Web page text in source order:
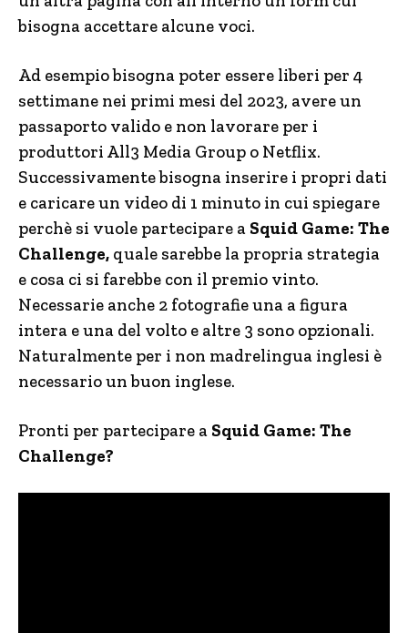
bisogna accettare alcune voci.
Ad esempio bisogna poter essere liberi per 4
settimane nei primi mesi del 2023, avere un
passaporto valido e non lavorare per i
produttori All3 Media Group o Netflix.
Successivamente bisogna inserire i propri dati
e caricare un video di 1 minuto in cui spiegare
perchè si vuole partecipare a Squid Game: The
Challenge, quale sarebbe la propria strategia
e cosa ci si farebbe con il premio vinto.
Necessarie anche 2 fotografie una a figura
intera e una del volto e altre 3 sono opzionali.
Naturalmente per i non madrelingua inglesi è
necessario un buon inglese.
Pronti per partecipare a Squid Game: The
Challenge?